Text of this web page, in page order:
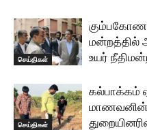
செய்திகள்
உயர்
செய்திகள்
கல்பாக்கம்
மாணவனின்